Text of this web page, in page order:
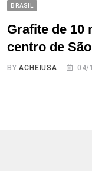
BRASIL
Grafite de 10
centro de
BYACHEIUSA 04/